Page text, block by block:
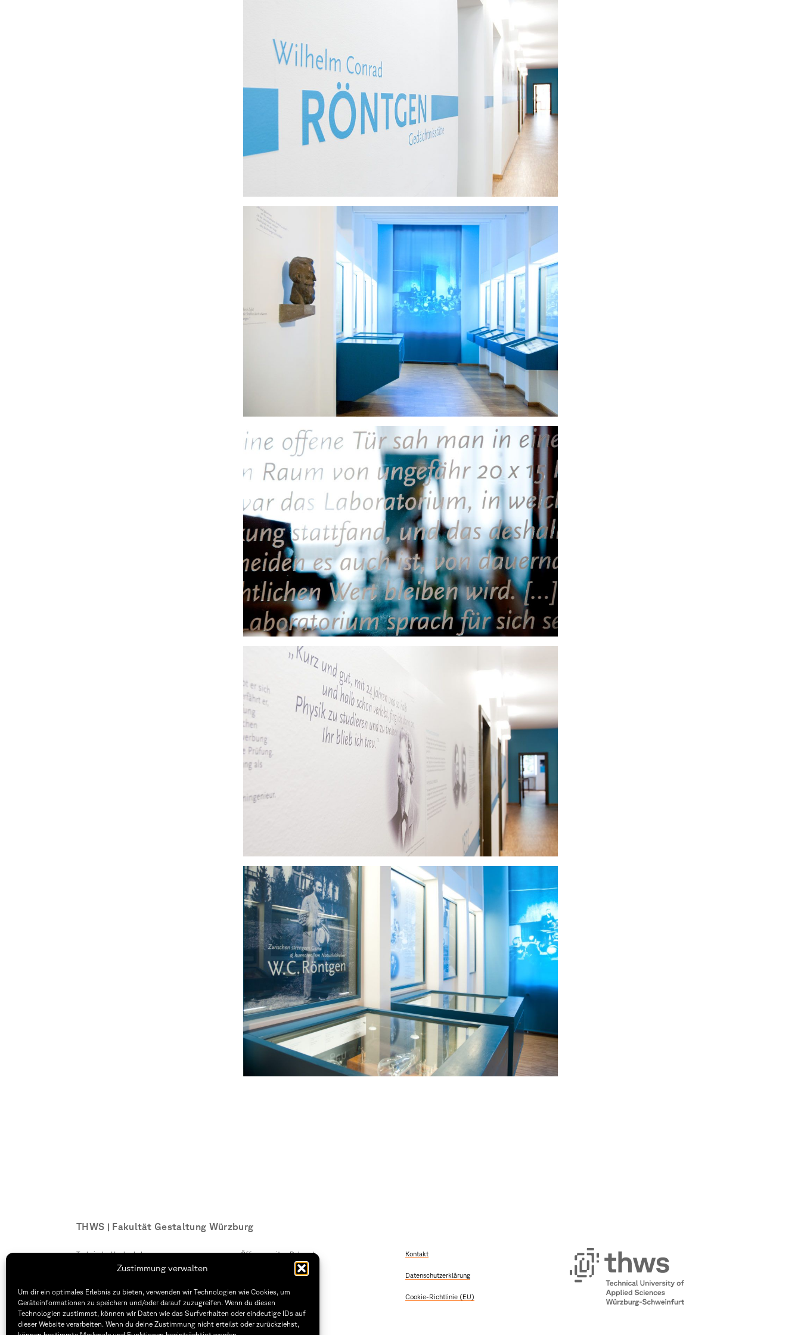
Zustimmung verwalten
Um dir ein optimales Erlebnis zu bieten, verwenden wir Technologien wie Cookies, um
Geräteinformationen zu speichern und/oder darauf zuzugreifen. Wenn du diesen
Technologien zustimmst, können wir Daten wie das Surfverhalten oder eindeutige IDs auf
dieser Website verarbeiten. Wenn du deine Zustimmung nicht erteilst oder zurückziehst,
THWS | Fakultät Gestaltung Würzburg
Technische Hochschule
Würzburg-Schweinfurt
97074 Würzburg
tel: +49 931 35 11 93 02
mail: dekanat.fg@thws.de
Öffnungszeiten Dekanat
Dienstag & Donnerstag
8:30 – 15:30
Raum: I.1.29
Kontakt
Datenschutzerklärung
Cookie-Richtlinie (EU)